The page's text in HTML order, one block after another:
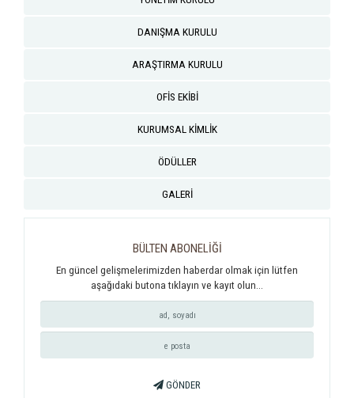
DANIŞMA KURULU
ARAŞTIRMA KURULU
OFİS EKİBİ
KURUMSAL KİMLİK
ÖDÜLLER
GALERİ
BÜLTEN ABONELİĞİ
En güncel gelişmelerimizden haberdar olmak için lütfen
aşağıdaki butona tıklayın ve kayıt olun...
GÖNDER